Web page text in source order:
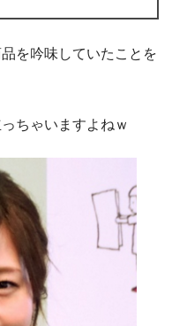
を吟味していたことを
ちゃいますよねｗ